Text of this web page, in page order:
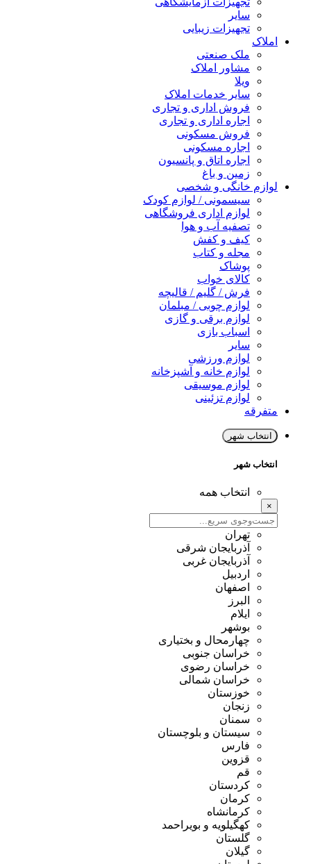
سایر
تجهیزات زیبایی
املاک
ملک صنعتی
مشاور املاک
ویلا
سایر خدمات املاک
فروش اداری و تجاری
اجاره اداری و تجاری
فروش مسکونی
اجاره مسکونی
اجاره اتاق و پانسیون
زمین و باغ
لوازم خانگی و شخصی
سیسمونی / لوازم کودک
لوازم اداری فروشگاهی
تصفیه آب و هوا
کیف و کفش
مجله و کتاب
پوشاک
کالای خواب
فرش / گلیم / قالیچه
لوازم چوبی / مبلمان
لوازم برقی و گازی
اسباب بازی
سایر
لوازم ورزشی
لوازم خانه و آشپزخانه
لوازم موسیقی
لوازم تزئینی
متفرقه
انتخاب شهر
انتخاب شهر
انتخاب همه
×
تهران
آذربایجان شرقی
آذربایجان غربی
اردبیل
اصفهان
البرز
ایلام
بوشهر
چهارمحال و بختیاری
خراسان جنوبی
خراسان رضوی
خراسان شمالی
خوزستان
زنجان
سمنان
سیستان و بلوچستان
فارس
قزوین
قم
کردستان
کرمان
کرمانشاه
کهگیلویه و بویراحمد
گلستان
گیلان